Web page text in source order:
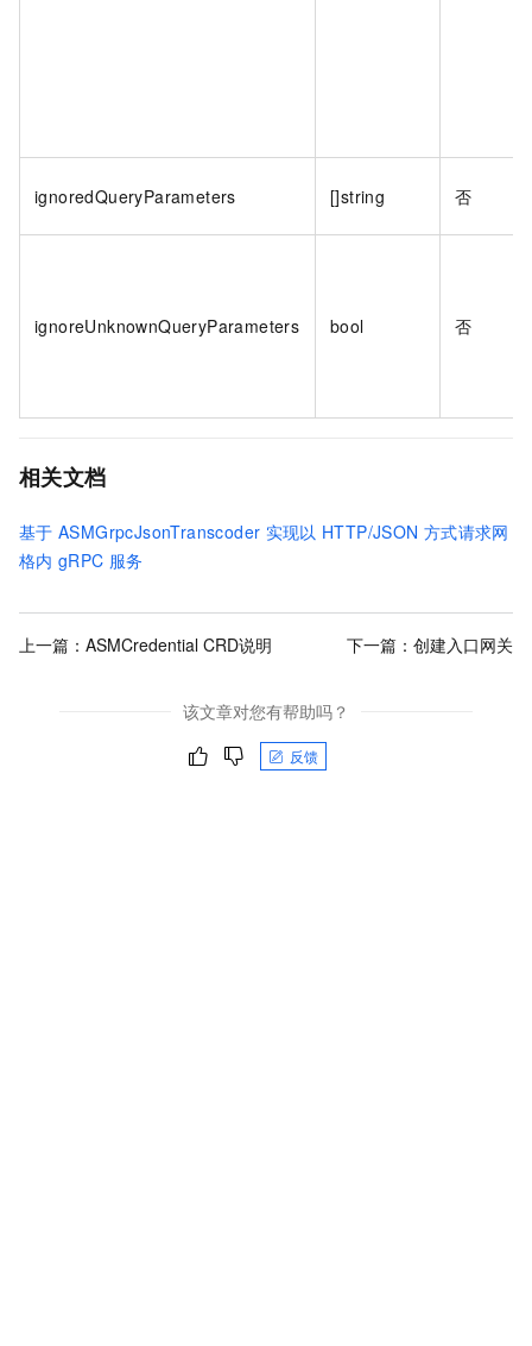
ignoredQueryParameters []string 否
ignoreUnknownQueryParameters bool 否
相关文档
基于 ASMGrpcJsonTranscoder 实现以 HTTP/JSON 方式请求网
格内 gRPC 服务
上一篇： ASMCredential CRD说明 下一篇： 创建入口网关
该文章对您有帮助吗？
反馈